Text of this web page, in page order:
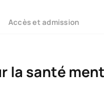
Accès et admission
la santé